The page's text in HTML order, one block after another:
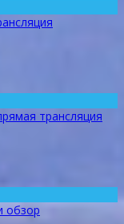
трансляция
обзор